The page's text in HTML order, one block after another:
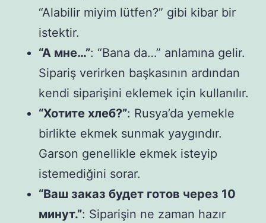
“Alabilir miyim lütfen?” gibi kibar bir
istektir.
“А мне…”: “Bana da…” anlamına gelir.
Sipariş verirken başkasının ardından
kendi siparişini eklemek için kullanılır.
“Хотите хлеб?”: Rusya’da yemekle
birlikte ekmek sunmak yaygındır.
Garson genellikle ekmek isteyip
istemediğini sorar.
“Ваш заказ будет готов через 10
минут.”: Siparişin ne zaman hazır